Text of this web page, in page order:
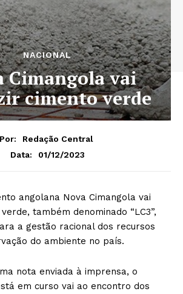
NACIONAL
Cimangola vai
cimento verde
Por:
Redação Central
Data:
01/12/2023
angolana Nova Cimangola vai
também denominado “LC3”,
a gestão racional dos recursos
do ambiente no país.
nota enviada à imprensa, o
em curso vai ao encontro dos